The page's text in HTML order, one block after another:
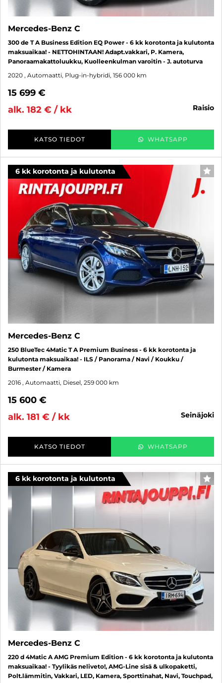
Mercedes-Benz C
300 de T A Business Edition EQ Power - 6 kk korotonta ja kulutonta
maksuaikaa! - NETTOHINTAAN! Adapt.vakkari, P. Kamera,
Panoraamakattoluukku, Kuolleenkulman varoitin - J. autoturva
2020 , Automaatti, Plug-in-hybridi, 156 000 km
15 699 €
alk. 182 € / kk
raisio
KATSO TIEDOT WHATSAPP
6 kk korotonta ja kulutonta
Mercedes-Benz C
250 BlueTec 4Matic T A Premium Business - 6 kk korotonta ja
kulutonta maksuaikaa! - ILS / Panorama / Navi / Koukku /
Burmester / Kamera
2016 , Automaatti, Diesel, 259 000 km
15 600 €
alk. 181 € / kk
seinäjoki
KATSO TIEDOT WHATSAPP
6 kk korotonta ja kulutonta
Mercedes-Benz C
220 d 4Matic A AMG Premium Edition - 6 kk korotonta ja kulutonta
maksuaikaa! - Tyylikäs neliveto!, AMG-Line sisä & ulkopaketti,
Polt.lämmitin, Vakkari, LED, Kamera, Sporttinahat, Navi, Touchpad,